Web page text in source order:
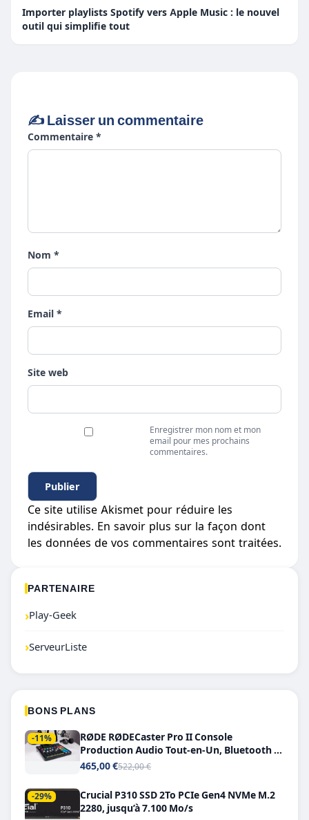
Importer playlists Spotify vers Apple Music : le nouvel
outil qui simplifie tout
✍️ Laisser un commentaire
Commentaire *
Nom *
Email *
Site web
Enregistrer mon nom et mon
email pour mes prochains
commentaires.
Ce site utilise Akismet pour réduire les
indésirables. En savoir plus sur la façon dont
les données de vos commentaires sont traitées.
PARTENAIRE
›Play-Geek
›ServeurListe
BONS PLANS
-11%
RØDE RØDECaster Pro II Console
Production Audio Tout-en-Un, Bluetooth et
Double USB-C
465,00 €522,00 €
-29%
Crucial P310 SSD 2To PCIe Gen4 NVMe M.2
2280, jusqu’à 7.100 Mo/s